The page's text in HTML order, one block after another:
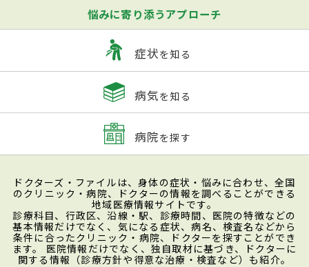
悩みに寄り添うアプローチ
症状を知る
病気を知る
病院を探す
ドクターズ・ファイルは、身体の症状・悩みに合わせ、全国
のクリニック・病院、ドクターの情報を調べることができる
地域医療情報サイトです。
診療科目、行政区、沿線・駅、診療時間、医院の特徴などの
基本情報だけでなく、気になる症状、病名、検査名などから
条件に合ったクリニック・病院、ドクターを探すことができ
ます。 医院情報だけでなく、独自取材に基づき、ドクターに
関する情報（診療方針や得意な治療・検査など）も紹介。